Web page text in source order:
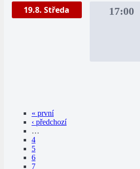
19.8. Středa 17:00
« první
‹ předchozí
…
4
5
6
7